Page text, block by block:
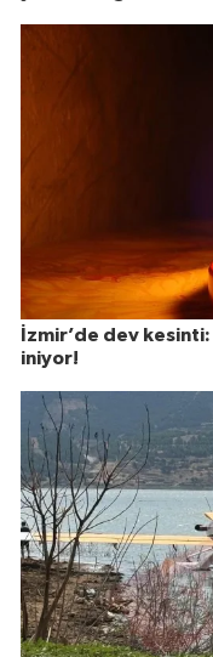
İzmir’de dev
iniyor!